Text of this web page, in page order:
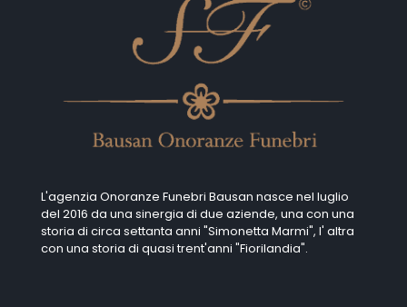
L'agenzia Onoranze Funebri Bausan nasce nel luglio
del 2016 da una sinergia di due aziende, una con una
storia di circa settanta anni "Simonetta Marmi", I' altra
con una storia di quasi trent'anni "Fiorilandia".